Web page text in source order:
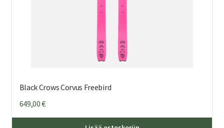
Black Crows Corvus Freebird
649,00€